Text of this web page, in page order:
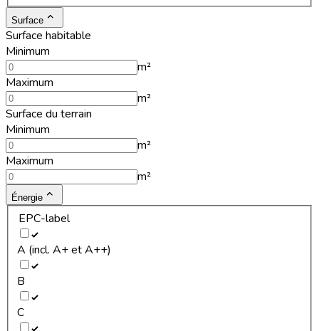
Surface
Surface habitable
Minimum
m²
Maximum
m²
Surface du terrain
Minimum
m²
Maximum
m²
Énergie
EPC-label
A (incl. A+ et A++)
B
C